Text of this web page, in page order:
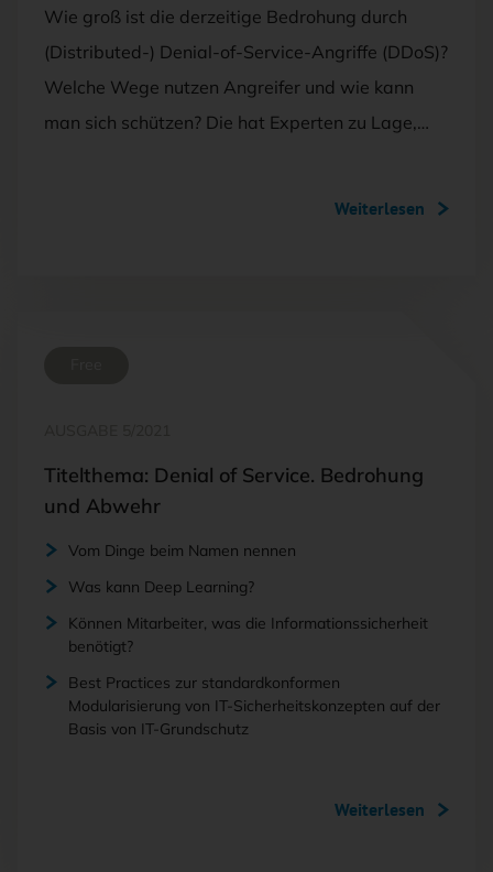
Wie groß ist die derzeitige Bedrohung durch
(Distributed-) Denial-of-Service-Angriffe (DDoS)?
Welche Wege nutzen Angreifer und wie kann
man sich schützen? Die hat Experten zu Lage,…
Weiterlesen
Titelthema: Denial of Service. Bedrohung
und Abwehr
Vom Dinge beim Namen nennen
Was kann Deep Learning?
Können Mitarbeiter, was die Informationssicherheit
benötigt?
Best Practices zur standardkonformen
Modularisierung von IT-Sicherheitskonzepten auf der
Basis von IT-Grundschutz
Weiterlesen